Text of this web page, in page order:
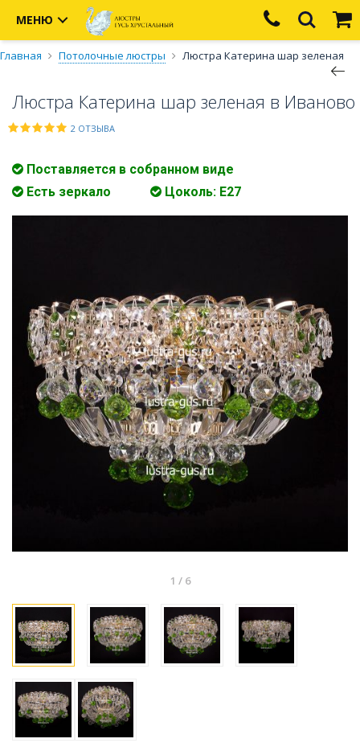
МЕНЮ
Главная Потолочные люстры Люстра Катерина шар зеленая
Люстра Катерина шар зеленая в Иваново
2 ОТЗЫВА
Поставляется в собранном виде
Есть зеркало
Цоколь: E27
1 / 6